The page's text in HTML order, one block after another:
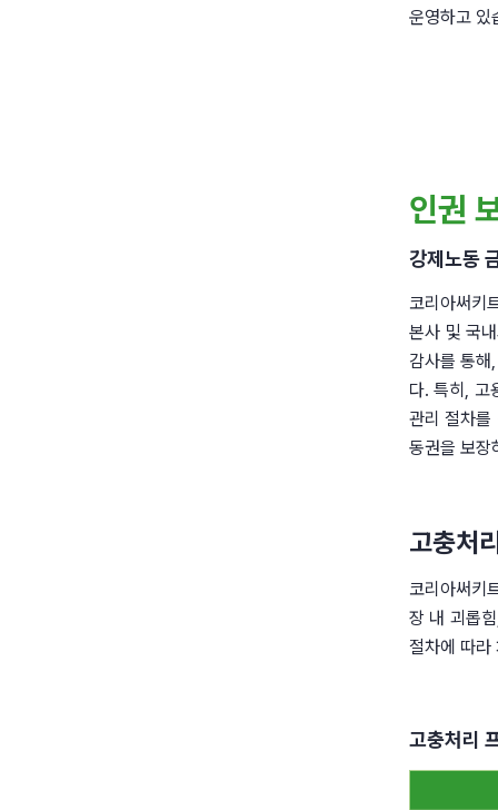
운영하고 있
인권
강제노동
코리아써키
본사 및 국
감사를 통해
다. 특히, 고
관리 절차를
동권을 보장
고충처
코리아써키
장 내 괴롭
절차에 따라
고충처리